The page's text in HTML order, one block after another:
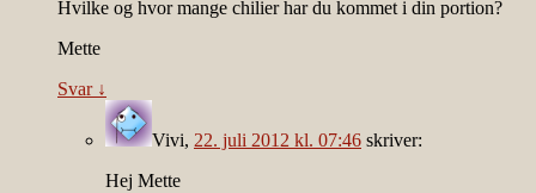
Hvilke og hvor mange chilier har du kommet i din portion?
Mette
Svar ↓
Vivi, 22. juli 2012 kl. 07:46 skriver:
Hej Mette